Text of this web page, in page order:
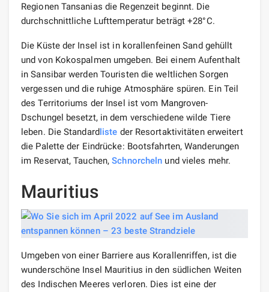
Regionen Tansanias die Regenzeit beginnt. Die
durchschnittliche Lufttemperatur beträgt +28°С.
Die Küste der Insel ist in korallenfeinen Sand gehüllt
und von Kokospalmen umgeben. Bei einem Aufenthalt
in Sansibar werden Touristen die weltlichen Sorgen
vergessen und die ruhige Atmosphäre spüren. Ein Teil
des Territoriums der Insel ist vom Mangroven-
Dschungel besetzt, in dem verschiedene wilde Tiere
leben. Die Standardliste der Resortaktivitäten erweitert
die Palette der Eindrücke: Bootsfahrten, Wanderungen
im Reservat, Tauchen,Schnorcheln und vieles mehr.
Mauritius
Umgeben von einer Barriere aus Korallenriffen, ist die
wunderschöne Insel Mauritius in den südlichen Weiten
des Indischen Meeres verloren. Dies ist eine der